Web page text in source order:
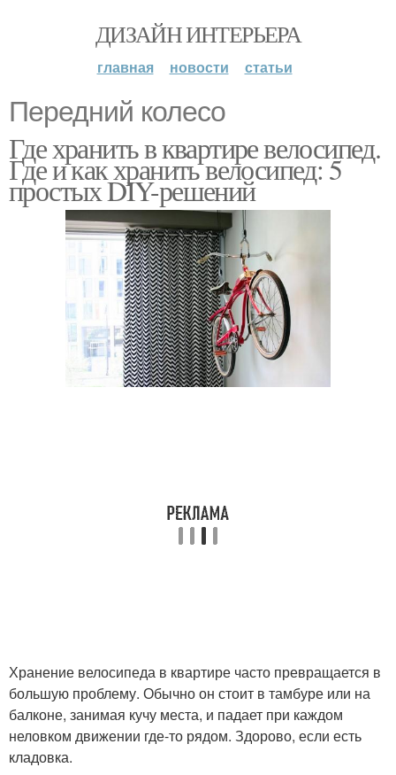
ДИЗАЙН ИНТЕРЬЕРА
главная новости статьи
Передний колесо
Где хранить в квартире велосипед.
Где и как хранить велосипед: 5
простых DIY-решений
Хранение велосипеда в квартире часто превращается в
большую проблему. Обычно он стоит в тамбуре или на
балконе, занимая кучу места, и падает при каждом
неловком движении где-то рядом. Здорово, если есть
кладовка.